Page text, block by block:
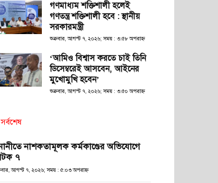
গণমাধ্যম শক্তিশালী হলেই
গণতন্ত্র শক্তিশালী হবে : স্থানীয়
সরকারমন্ত্রী
শুক্রবার, আগস্ট ৭, ২০২৬; সময় : ৩:৫৮ অপরাহ্ণ
‘আমিও বিশ্বাস করতে চাই তিনি
ডিসেম্বরেই আসবেন, আইনের
মুখোমুখি হবেন’
শুক্রবার, আগস্ট ৭, ২০২৬; সময় : ৩:৫০ অপরাহ্ণ
সর্বশেষ
নাশকতামূলক কর্মকাণ্ডের অভিযোগে
৭
আগস্ট ৭, ২০২৬; সময় : ৫:০৩ অপরাহ্ণ